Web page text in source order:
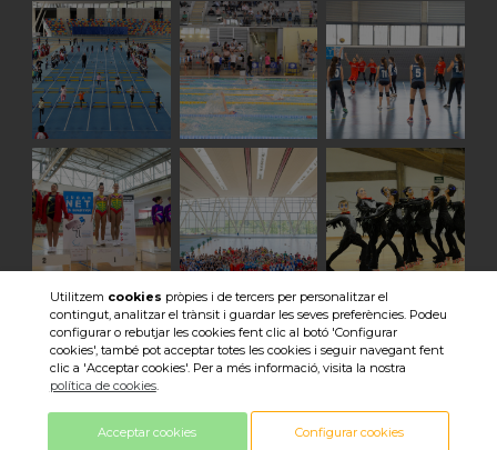
Veure totes les imatges
Utilitzem cookies pròpies i de tercers per personalitzar el
contingut, analitzar el trànsit i guardar les seves preferències. Podeu
configurar o rebutjar les cookies fent clic al botó 'Configurar
cookies', també pot acceptar totes les cookies i seguir navegant fent
clic a 'Acceptar cookies'. Per a més informació, visita la nostra
política de cookies.
Acceptar cookies Configurar cookies